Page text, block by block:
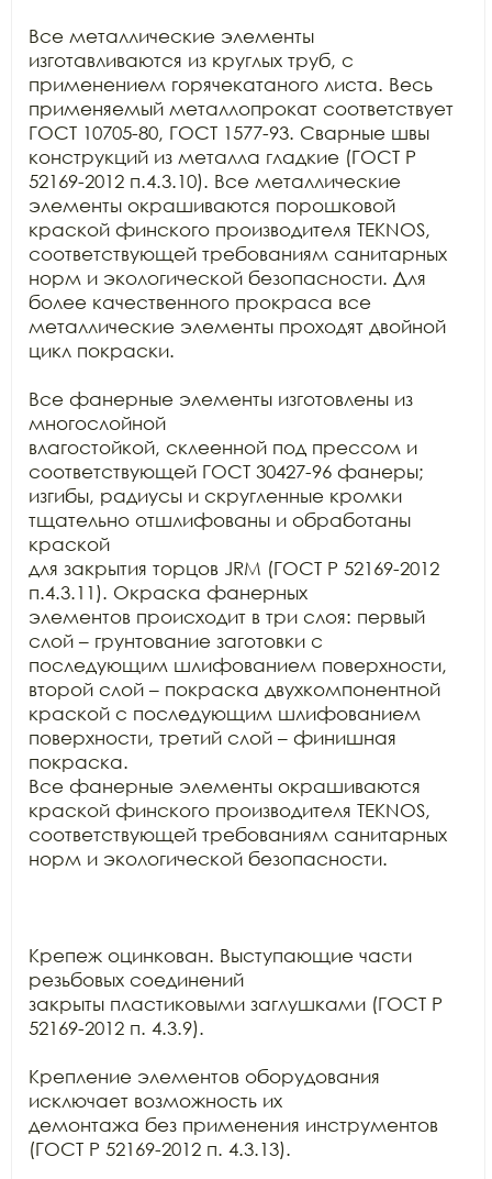
Все металлические элементы
изготавливаются из круглых труб, с
применением горячекатаного листа. Весь
применяемый металлопрокат соответствует
ГОСТ 10705-80, ГОСТ 1577-93. Сварные швы
конструкций из металла гладкие (ГОСТ Р
52169-2012 п.4.3.10). Все металлические
элементы окрашиваются порошковой
краской финского производителя TEKNOS,
соответствующей требованиям санитарных
норм и экологической безопасности. Для
более качественного прокраса все
металлические элементы проходят двойной
цикл покраски.
Все фанерные элементы изготовлены из
многослойной
влагостойкой, склеенной под прессом и
соответствующей ГОСТ 30427-96 фанеры;
изгибы, радиусы и скругленные кромки
тщательно отшлифованы и обработаны
краской
для закрытия торцов JRM (ГОСТ Р 52169-2012
п.4.3.11). Окраска фанерных
элементов происходит в три слоя: первый
слой – грунтование заготовки с
последующим шлифованием поверхности,
второй слой – покраска двухкомпонентной
краской с последующим шлифованием
поверхности, третий слой – финишная
покраска.
Все фанерные элементы окрашиваются
краской финского производителя TEKNOS,
соответствующей требованиям санитарных
норм и экологической безопасности.
Крепеж оцинкован. Выступающие части
резьбовых соединений
закрыты пластиковыми заглушками (ГОСТ Р
52169-2012 п. 4.3.9).
Крепление элементов оборудования
исключает возможность их
демонтажа без применения инструментов
(ГОСТ Р 52169-2012 п. 4.3.13).